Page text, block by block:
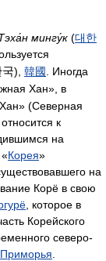
мингу́к (대한
국), 韓國
. Иногда
Хан», в
(Северная
относится к
на
Корея»
на
Корё в свою
, которое в
Корейского
северо-
Приморья